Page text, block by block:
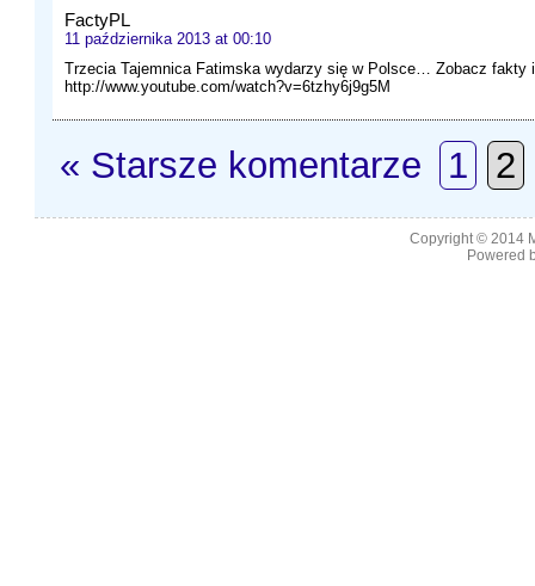
FactyPL
11 października 2013 at 00:10
Trzecia Tajemnica Fatimska wydarzy się w Polsce… Zobacz fakty
http://www.youtube.com/watch?v=6tzhy6j9g5M
« Starsze komentarze 1 2
Copyright © 2014
Powered